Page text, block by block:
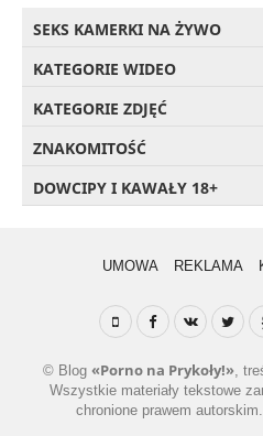
SEKS KAMERKI NA ŻYWO
KATEGORIE WIDEO
KATEGORIE ZDJĘĆ
ZNAKOMITOŚĆ
DOWCIPY I KAWAŁY 18+
UMOWA REKLAMA
© Blog «Porno na Prykoły!»,
Wszystkie materiały tekstowe
chronione prawem